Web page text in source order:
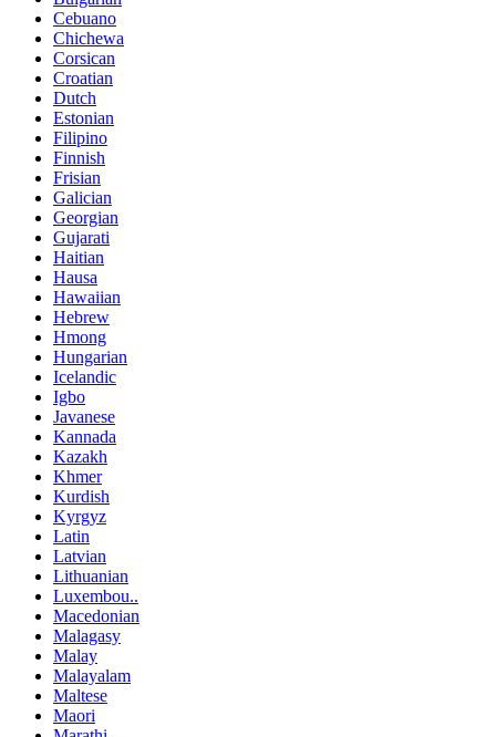
Cebuano
Chichewa
Corsican
Croatian
Dutch
Estonian
Filipino
Finnish
Frisian
Galician
Georgian
Gujarati
Haitian
Hausa
Hawaiian
Hebrew
Hmong
Hungarian
Icelandic
Igbo
Javanese
Kannada
Kazakh
Khmer
Kurdish
Kyrgyz
Latin
Latvian
Lithuanian
Luxembou..
Macedonian
Malagasy
Malay
Malayalam
Maltese
Maori